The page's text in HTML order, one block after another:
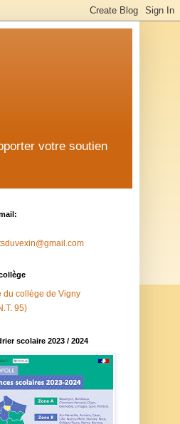
votre soutien
du collège de Vigny
95)
scolaire 2023 / 2024